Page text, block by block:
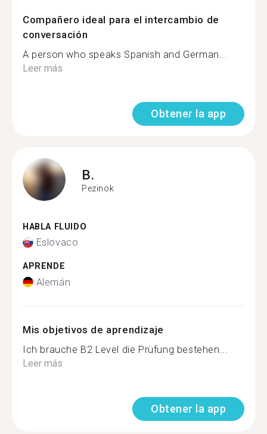
Compañero ideal para el intercambio de
conversación
A person who speaks Spanish and German...
Leer más
Obtener la app
B.
Pezinok
HABLA FLUIDO
Eslovaco
APRENDE
Alemán
Mis objetivos de aprendizaje
Ich brauche B2 Level die Prüfung bestehen...
Leer más
Obtener la app